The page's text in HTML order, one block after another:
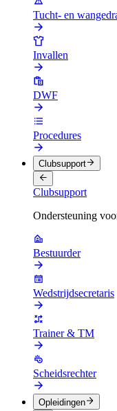
Tucht- en
Invallen
DWF
Procedures
Clubsupport
Clubsupport
Ondersteuning
Bestuurder
Wedstrijdsecretaris
Trainer & TM
Scheidsrechter
Opleidingen